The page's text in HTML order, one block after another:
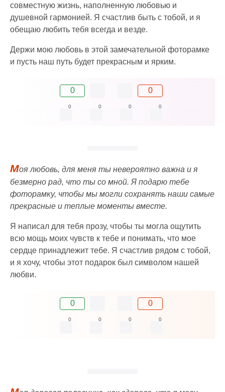
совместную жизнь, наполненную любовью и
душевной гармонией. Я счастлив быть с тобой, и я
обещаю любить тебя всегда и везде.
Держи мою любовь в этой замечательной фоторамке
и пусть наш путь будет прекрасным и ярким.
0 0
0 0 0 0
Моя любовь, для меня ты невероятно важна и я
безмерно рад, что ты со мной. Я подарю тебе
фоторамку, чтобы мы могли сохранять наши самые
прекрасные и теплые моменты вместе.
Я написал для тебя прозу, чтобы ты могла ощутить
всю мощь моих чувств к тебе и понимать, что мое
сердце принадлежит тебе. Я счастлив рядом с тобой,
и я хочу, чтобы этот подарок был символом нашей
любви.
0 0
0 0 0 0